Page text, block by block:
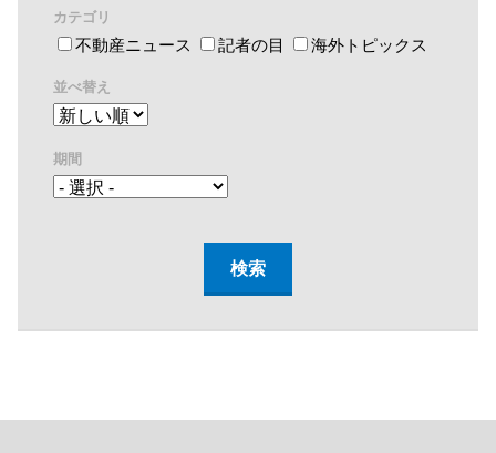
カテゴリ
不動産ニュース 記者の目 海外トピックス
並べ替え
期間